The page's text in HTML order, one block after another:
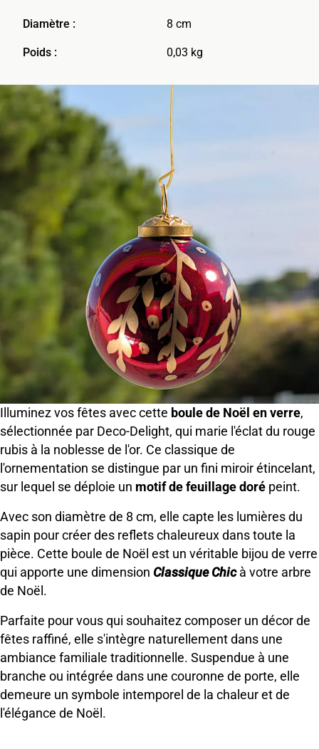
Diamètre : 8 cm
Poids : 0,03 kg
Illuminez vos fêtes avec cette boule de Noël en verre,
sélectionnée par Deco-Delight, qui marie l'éclat du rouge
rubis à la noblesse de l'or. Ce classique de
l'ornementation se distingue par un fini miroir étincelant,
sur lequel se déploie un motif de feuillage doré peint.
Avec son diamètre de 8 cm, elle capte les lumières du
sapin pour créer des reflets chaleureux dans toute la
pièce. Cette boule de Noël est un véritable bijou de verre
qui apporte une dimension Classique Chicà votre arbre
de Noël.
Parfaite pour vous qui souhaitez composer un décor de
fêtes raffiné, elle s'intègre naturellement dans une
ambiance familiale traditionnelle. Suspendue à une
branche ou intégrée dans une couronne de porte, elle
demeure un symbole intemporel de la chaleur et de
l'élégance de Noël.